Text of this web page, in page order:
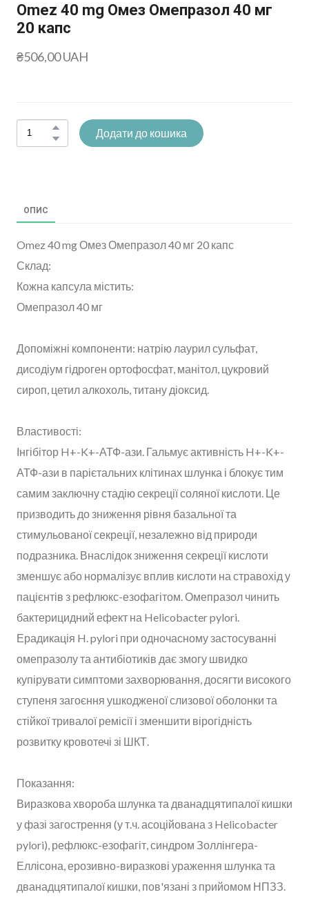
Omez 40 mg Омез Омепразол 40 мг
20 капс
₴506,00 UAH
Додати до кошика
ОПИС
Omez 40 mg Омез Омепразол 40 мг 20 капс
Склад:
Кожна капсула містить:
Омепразол 40 мг
Допоміжні компоненти: натрію лаурил сульфат,
дисодіум гідроген ортофосфат, манітол, цукровий
сироп, цетил алкохоль, титану діоксид.
Властивості:
Інгібітор H+-K+-АТФ-ази. Гальмує активність H+-K+-
АТФ-ази в парієтальних клітинах шлунка і блокує тим
самим заключну стадію секреції соляної кислоти. Це
призводить до зниження рівня базальної та
стимульованої секреції, незалежно від природи
подразника. Внаслідок зниження секреції кислоти
зменшує або нормалізує вплив кислоти на стравохід у
пацієнтів з рефлюкс-езофагітом. Омепразол чинить
бактерицидний ефект на Helicobacter pylori.
Ерадикація H. pylori при одночасному застосуванні
омепразолу та антибіотиків дає змогу швидко
купірувати симптоми захворювання, досягти високого
ступеня загоєння ушкодженої слизової оболонки та
стійкої тривалої ремісії і зменшити вірогідність
розвитку кровотечі зі ШКТ.
Показання:
Виразкова хвороба шлунка та дванадцятипалої кишки
у фазі загострення (у т.ч. асоційована з Helicobacter
pylori), рефлюкс-езофагіт, синдром Золлінгера-
Еллісона, ерозивно-виразкові ураження шлунка та
дванадцятипалої кишки, пов'язані з прийомом НПЗЗ.